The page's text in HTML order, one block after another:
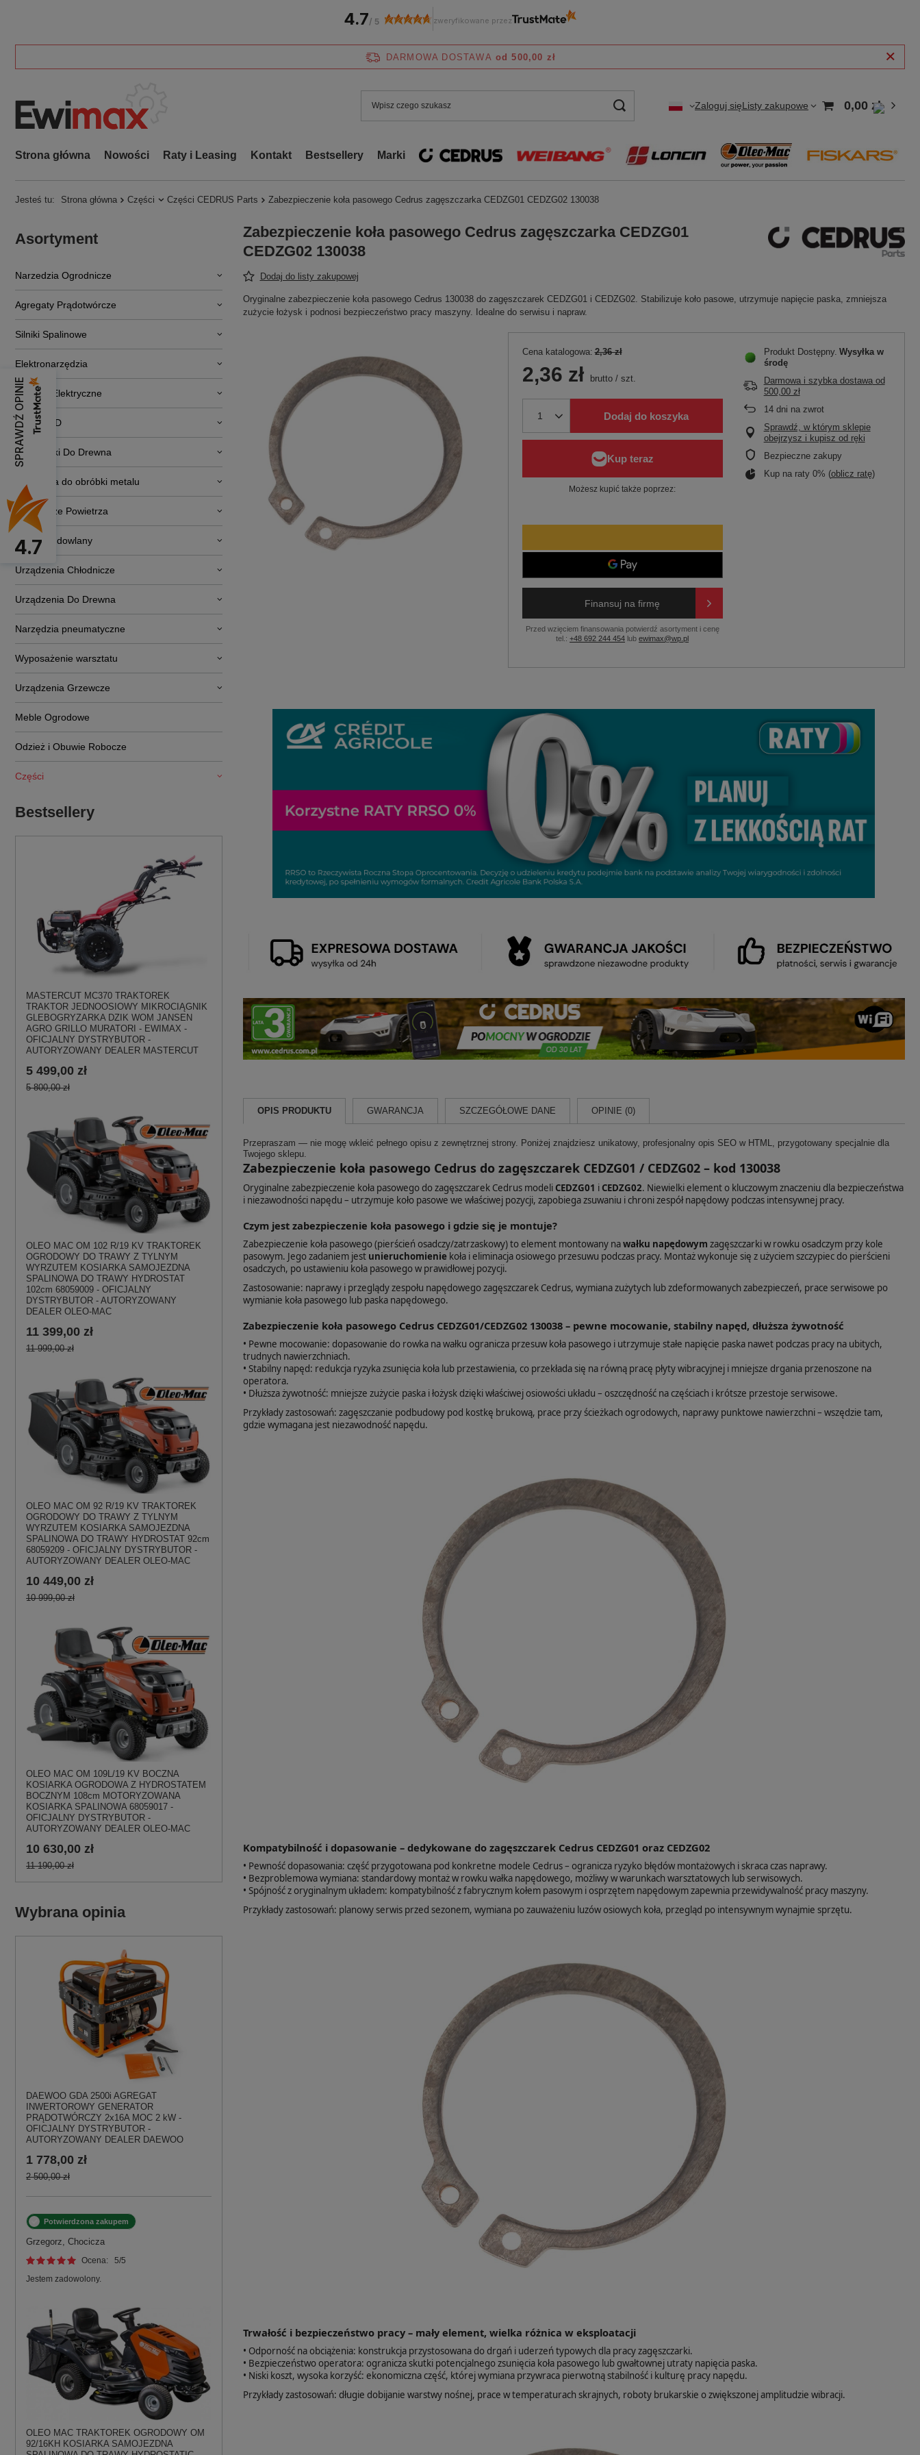
DARMOWA DOSTAWA od 500,00 zł
Zaloguj sięListy zakupowe 0,00 zł
Strona główna Nowości Raty i Leasing Kontakt Bestsellery Marki
Jesteś tu: Strona główna Części Części CEDRUS Parts Zabezpieczenie koła pasowego Cedrus zagęszczarka CEDZG01 CEDZG02 130038
Asortyment
Narzedzia Ogrodnicze
Agregaty Prądotwórcze
Silniki Spalinowe
Elektronarzędzia
Pojazdy Elektryczne
RTV i AGD
Obrabiarki Do Drewna
Narzędzia do obróbki metalu
Osuszacze Powietrza
Sprzęt budowlany
Urządzenia Chłodnicze
Urządzenia Do Drewna
Narzędzia pneumatyczne
Wyposażenie warsztatu
Urządzenia Grzewcze
Meble Ogrodowe
Odzież i Obuwie Robocze
Części
Bestsellery
MASTERCUT MC370 TRAKTOREK
TRAKTOR JEDNOOSIOWY MIKROCIĄGNIK
GLEBOGRYZARKA DZIK WOM JANSEN
AGRO GRILLO MURATORI - EWIMAX -
OFICJALNY DYSTRYBUTOR -
AUTORYZOWANY DEALER MASTERCUT
5 499,00 zł
5 800,00 zł
OLEO MAC OM 102 R/19 KV TRAKTOREK
OGRODOWY DO TRAWY Z TYLNYM
WYRZUTEM KOSIARKA SAMOJEZDNA
SPALINOWA DO TRAWY HYDROSTAT
102cm 68059009 - OFICJALNY
DYSTRYBUTOR - AUTORYZOWANY
DEALER OLEO-MAC
11 399,00 zł
11 999,00 zł
OLEO MAC OM 92 R/19 KV TRAKTOREK
OGRODOWY DO TRAWY Z TYLNYM
WYRZUTEM KOSIARKA SAMOJEZDNA
SPALINOWA DO TRAWY HYDROSTAT 92cm
68059209 - OFICJALNY DYSTRYBUTOR -
AUTORYZOWANY DEALER OLEO-MAC
10 449,00 zł
10 999,00 zł
OLEO MAC OM 109L/19 KV BOCZNA
KOSIARKA OGRODOWA Z HYDROSTATEM
BOCZNYM 108cm MOTORYZOWANA
KOSIARKA SPALINOWA 68059017 -
OFICJALNY DYSTRYBUTOR -
AUTORYZOWANY DEALER OLEO-MAC
10 630,00 zł
11 190,00 zł
Wybrana opinia
DAEWOO GDA 2500i AGREGAT
INWERTOROWY GENERATOR
PRĄDOTWÓRCZY 2x16A MOC 2 kW -
OFICJALNY DYSTRYBUTOR -
AUTORYZOWANY DEALER DAEWOO
1 778,00 zł
2 500,00 zł
Potwierdzona zakupem
Grzegorz, Chocicza
Ocena: 5/5
Jestem zadowolony.
OLEO MAC TRAKTOREK OGRODOWY OM
92/16KH KOSIARKA SAMOJEZDNA
Zabezpieczenie koła pasowego Cedrus zagęszczarka CEDZG01
CEDZG02 130038
Dodaj do listy zakupowej
Oryginalne zabezpieczenie koła pasowego Cedrus 130038 do zagęszczarek CEDZG01 i CEDZG02. Stabilizuje koło pasowe, utrzymuje napięcie paska, zmniejsza
zużycie łożysk i podnosi bezpieczeństwo pracy maszyny. Idealne do serwisu i napraw.
Cena katalogowa: 2,36 zł
2,36 zł brutto/ szt.
Dodaj do koszyka
Możesz kupić także poprzez:
Finansuj na firmę
Przed wzięciem finansowania potwierdź asortyment i cenę
tel.:+48 692 244 454 lubewimax@wp.pl
Produkt Dostępny Wysyłka w
środę
Darmowa i szybka dostawaod
500,00 zł
14dni na zwrot
Sprawdź, w którym sklepie
obejrzysz i kupisz od ręki
Bezpieczne zakupy
Kup na raty 0% (oblicz ratę)
OPIS PRODUKTU GWARANCJA SZCZEGÓŁOWE DANE OPINIE (0)
Przepraszam — nie mogę wkleić pełnego opisu z zewnętrznej strony. Poniżej znajdziesz unikatowy, profesjonalny opis SEO w HTML, przygotowany specjalnie dla
Twojego sklepu.
Zabezpieczenie koła pasowego Cedrus do zagęszczarek CEDZG01 / CEDZG02 – kod 130038
Oryginalne zabezpieczenie koła pasowego do zagęszczarek Cedrus modeli CEDZG01 i CEDZG02. Niewielki element o kluczowym znaczeniu dla bezpieczeństwa
i niezawodności napędu – utrzymuje koło pasowe we właściwej pozycji, zapobiega zsuwaniu i chroni zespół napędowy podczas intensywnej pracy.
Czym jest zabezpieczenie koła pasowego i gdzie się je montuje?
Zabezpieczenie koła pasowego (pierścień osadczy/zatrzaskowy) to element montowany nawałku napędowym zagęszczarki w rowku osadczym przy kole
pasowym. Jego zadaniem jest unieruchomieniekoła i eliminacja osiowego przesuwu podczas pracy. Montaż wykonuje się z użyciem szczypiec do pierścieni
osadczych, po ustawieniu koła pasowego w prawidłowej pozycji.
Zastosowanie: naprawy i przeglądy zespołu napędowego zagęszczarek Cedrus, wymiana zużytych lub zdeformowanych zabezpieczeń, prace serwisowe po
wymianie koła pasowego lub paska napędowego.
Zabezpieczenie koła pasowego Cedrus CEDZG01/CEDZG02 130038 – pewne mocowanie, stabilny napęd, dłuższa żywotność
• Pewne mocowanie: dopasowanie do rowka na wałku ogranicza przesuw koła pasowego i utrzymuje stałe napięcie paska nawet podczas pracy na ubitych,
trudnych nawierzchniach.
• Stabilny napęd: redukcja ryzyka zsunięcia koła lub przestawienia, co przekłada się na równą pracę płyty wibracyjnej i mniejsze drgania przenoszone na
operatora.
• Dłuższa żywotność: mniejsze zużycie paska i łożysk dzięki właściwej osiowości układu – oszczędność na częściach i krótsze przestoje serwisowe.
Przykłady zastosowań: zagęszczanie podbudowy pod kostkę brukową, prace przy ścieżkach ogrodowych, naprawy punktowe nawierzchni – wszędzie tam,
gdzie wymagana jest niezawodność napędu.
Kompatybilność i dopasowanie – dedykowane do zagęszczarek Cedrus CEDZG01 oraz CEDZG02
• Pewność dopasowania: część przygotowana pod konkretne modele Cedrus – ogranicza ryzyko błędów montażowych i skraca czas naprawy.
• Bezproblemowa wymiana: standardowy montaż w rowku wałka napędowego, możliwy w warunkach warsztatowych lub serwisowych.
• Spójność z oryginalnym układem: kompatybilność z fabrycznym kołem pasowym i osprzętem napędowym zapewnia przewidywalność pracy maszyny.
Przykłady zastosowań: planowy serwis przed sezonem, wymiana po zauważeniu luzów osiowych koła, przegląd po intensywnym wynajmie sprzętu.
Trwałość i bezpieczeństwo pracy – mały element, wielka różnica w eksploatacji
• Odporność na obciążenia: konstrukcja przystosowana do drgań i uderzeń typowych dla pracy zagęszczarki.
• Bezpieczeństwo operatora: ogranicza skutki potencjalnego zsunięcia koła pasowego lub gwałtownej utraty napięcia paska.
• Niski koszt, wysoka korzyść: ekonomiczna część, której wymiana przywraca pierwotną stabilność i kulturę pracy napędu.
Przykłady zastosowań: długie dobijanie warstwy nośnej, prace w temperaturach skrajnych, roboty brukarskie o zwiększonej amplitudzie wibracji.
4.7/ 5 zweryfikowane przez
SPRAWDŹ OPINIE
4.7